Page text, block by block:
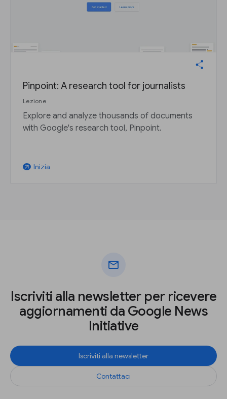
Pinpoint: A research tool for journalists
Lezione
Explore and analyze thousands of documents
with Google's research tool, Pinpoint.
arrow_outward Inizia
mail
Iscriviti alla newsletter per ricevere
aggiornamenti da Google News
Initiative
Iscriviti alla newsletter
Contattaci